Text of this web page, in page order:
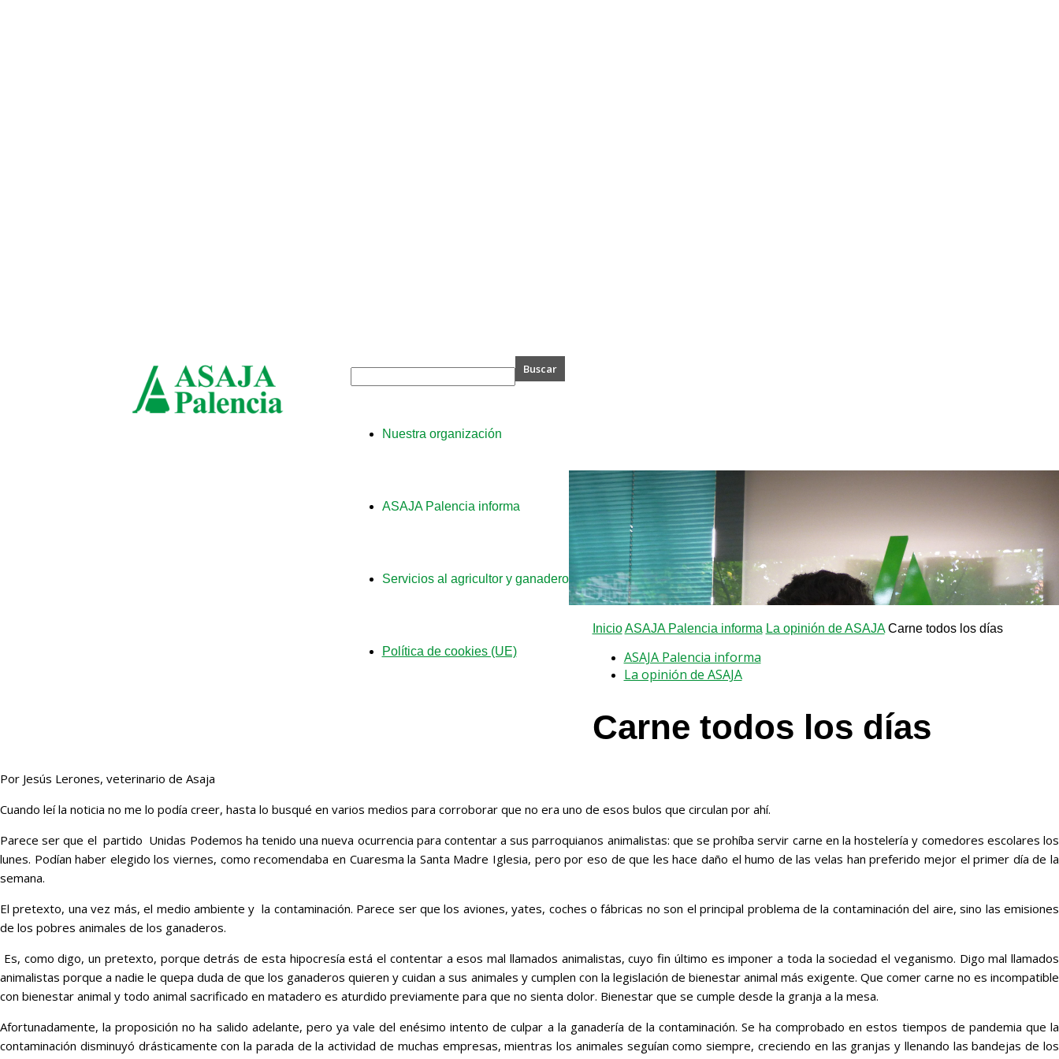
Nuestra organización
ASAJA Palencia informa
Servicios al agricultor y ganadero
Política de cookies (UE)
Inicio ASAJA Palencia informa La opinión de ASAJA Carne todos los días
ASAJA Palencia informa
La opinión de ASAJA
Carne todos los días
Por Jesús Lerones, veterinario de Asaja
Cuando leí la noticia no me lo podía creer, hasta lo busqué en varios medios para corroborar que no era uno de esos bulos que circulan por ahí.
Parece ser que el partido Unidas Podemos ha tenido una nueva ocurrencia para contentar a sus parroquianos animalistas: que se prohíba servir carne en la hostelería y comedores escolares los
lunes. Podían haber elegido los viernes, como recomendaba en Cuaresma la Santa Madre Iglesia, pero por eso de que les hace daño el humo de las velas han preferido mejor el primer día de la
semana.
El pretexto, una vez más, el medio ambiente y la contaminación. Parece ser que los aviones, yates, coches o fábricas no son el principal problema de la contaminación del aire, sino las emisiones
de los pobres animales de los ganaderos.
Es, como digo, un pretexto, porque detrás de esta hipocresía está el contentar a esos mal llamados animalistas, cuyo fin último es imponer a toda la sociedad el veganismo. Digo mal llamados
animalistas porque a nadie le quepa duda de que los ganaderos quieren y cuidan a sus animales y cumplen con la legislación de bienestar animal más exigente. Que comer carne no es incompatible
con bienestar animal y todo animal sacrificado en matadero es aturdido previamente para que no sienta dolor. Bienestar que se cumple desde la granja a la mesa.
Afortunadamente, la proposición no ha salido adelante, pero ya vale del enésimo intento de culpar a la ganadería de la contaminación. Se ha comprobado en estos tiempos de pandemia que la
contaminación disminuyó drásticamente con la parada de la actividad de muchas empresas, mientras los animales seguían como siempre, creciendo en las granjas y llenando las bandejas de los